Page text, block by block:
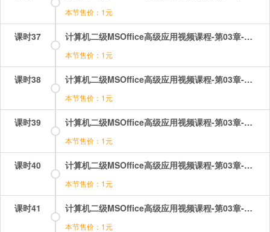
本节售价：1元
课时37 计算机二级MSOffice高级应用视频课程-第03章-操作：工作簿的基本操作.mp4
本节售价：1元
课时38 计算机二级MSOffice高级应用视频课程-第03章-操作：工作表的保护和多张工作表操作.mp4
本节售价：1元
课时39 计算机二级MSOffice高级应用视频课程-第03章-操作：插入行或列，隐藏和取消隐藏，数据类型格式.mp4
本节售价：1元
课时40 计算机二级MSOffice高级应用视频课程-第03章-操作：数据填充和数据有效性输入.mp4
本节售价：1元
课时41 计算机二级MSOffice高级应用视频课程-第03章-操作：条件格式和页面设置.mp4
本节售价：1元